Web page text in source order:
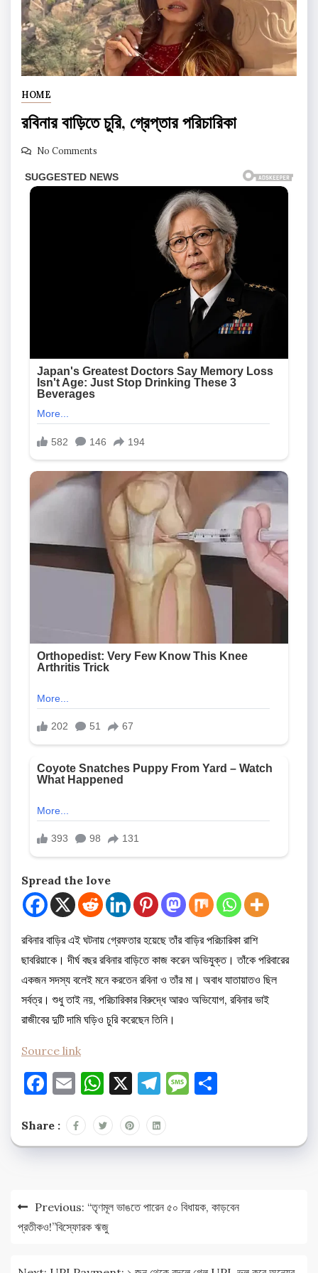
HOME
রবিনার বাড়িতে চুরি, গ্রেপ্তার পরিচারিকা
No Comments
Spread the love
রবিনার বাড়ির এই ঘটনায় গ্রেফতার হয়েছে তাঁর বাড়ির পরিচারিকা রাশি
ছাবরিয়াকে। দীর্ঘ বছর রবিনার বাড়িতে কাজ করেন অভিযুক্ত। তাঁকে পরিবারের
একজন সদস্য বলেই মনে করতেন রবিনা ও তাঁর মা। অবাধ যাতায়াতও ছিল
সর্বত্র। শুধু তাই নয়, পরিচারিকার বিরুদ্ধে আরও অভিযোগ, রবিনার ভাই
রাজীবের দুটি দামি ঘড়িও চুরি করেছেন তিনি।
Source link
Facebook
EmailWhatsApp
X Telegram
Message
Share :
Post
navigation
Previous: “তৃণমূল ভাঙতে পারেন ৫০ বিধায়ক, কাড়বেন
প্রতীকও!”বিস্ফোরক ঋজু